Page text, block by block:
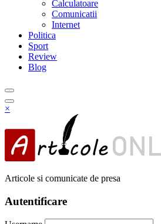
Calculatoare
Comunicatii
Internet
Politica
Sport
Review
Blog
×
Articole si comunicate de presa
Autentificare